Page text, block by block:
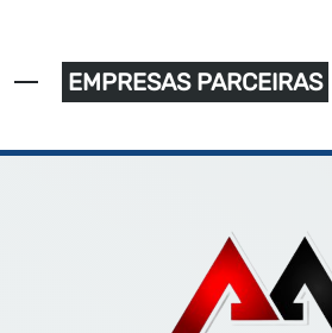
EMPRESAS PARCEIRAS